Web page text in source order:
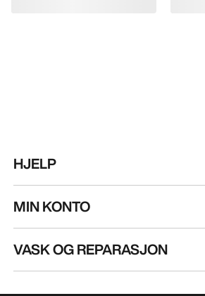
HJELP
MIN KONTO
VASK OG REPARASJON